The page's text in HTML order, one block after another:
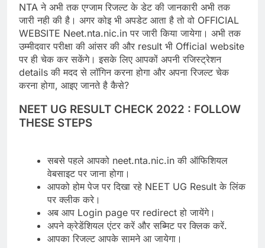
NTA ने अभी तक एग्जाम रिजल्ट के डेट की जानकारी अभी तक
जारी नही की है। अगर कोइ भी अपडेट आता है तो वो OFFICIAL
WEBSITE Neet.nta.nic.in पर जारी किया जायेगा। अभी तक
उम्मीदवार परीक्षा की आंसर की और result भी Official website
पर ही चेक कर सकेंगे। इसके लिए आपकों अपनी रजिस्ट्रेशन
details की मदद से लॉगिन करना होगा और अपना रिजल्ट चेक
करना होगा, आइए जानते है कैसे?
NEET UG RESULT CHECK 2022 : FOLLOW
THESE STEPS
सबसे पहले आपको neet.nta.nic.in की ऑफिशियल
वेबसाइट पर जाना होगा।
आपको होम पेज पर दिखा रहे NEET UG Result के लिंक
पर क्लीक करे।
अब आप Login page पर redirect हो जायेंगे।
अपने क्रेडेंशियल एंटर करें और सब्मिट पर क्लिक करें.
आपका रिजल्ट आपके सामने आ जायेगा।